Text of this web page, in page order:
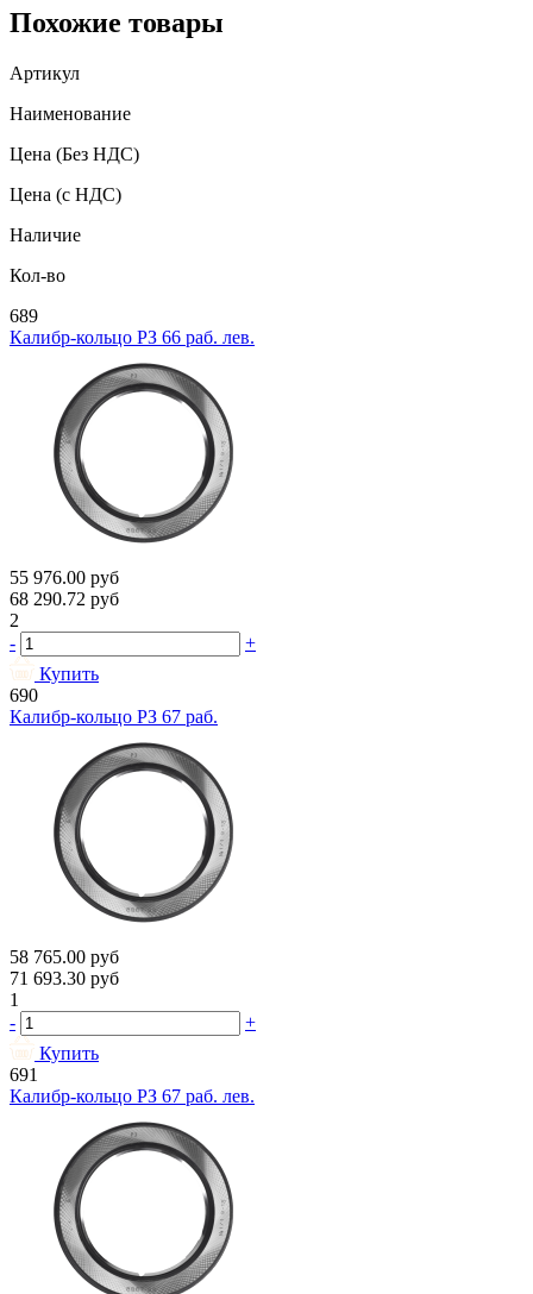
Похожие товары
Артикул
Наименование
Цена (Без НДС)
Цена (с НДС)
Наличие
Кол-во
689
Калибр-кольцо РЗ 66 раб. лев.
55 976.00 руб
68 290.72 руб
2
-
+
Купить
690
Калибр-кольцо РЗ 67 раб.
58 765.00 руб
71 693.30 руб
1
-
+
Купить
691
Калибр-кольцо РЗ 67 раб. лев.